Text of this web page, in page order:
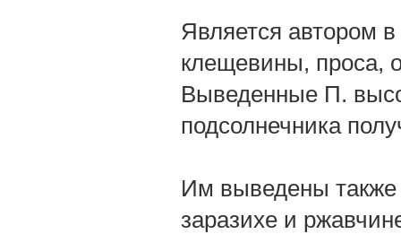
Является автором
клещевины, проса,
Выведенные П.
подсолнечника
Им выведены
заразихе и